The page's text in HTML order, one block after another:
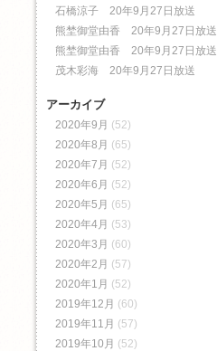
石橋涼子 20年9月27日放送
熊埜御堂由香 20年9月27日放送
熊埜御堂由香 20年9月27日放送
茂木彩海 20年9月27日放送
アーカイブ
2020年9月 (52)
2020年8月 (65)
2020年7月 (52)
2020年6月 (52)
2020年5月 (65)
2020年4月 (53)
2020年3月 (60)
2020年2月 (57)
2020年1月 (52)
2019年12月 (60)
2019年11月 (57)
2019年10月 (52)